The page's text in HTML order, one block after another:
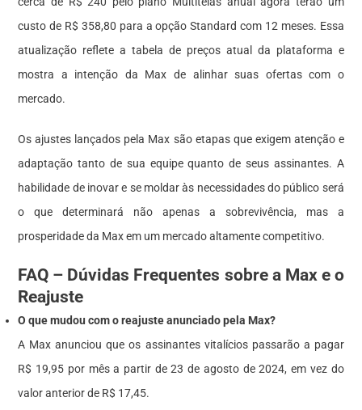
custo de R$ 358,80 para a opção Standard com 12 meses. Essa
atualização reflete a tabela de preços atual da plataforma e
mostra a intenção da Max de alinhar suas ofertas com o
mercado.
Os ajustes lançados pela Max são etapas que exigem atenção e
adaptação tanto de sua equipe quanto de seus assinantes. A
habilidade de inovar e se moldar às necessidades do público será
o que determinará não apenas a sobrevivência, mas a
prosperidade da Max em um mercado altamente competitivo.
FAQ – Dúvidas Frequentes sobre a Max e o
Reajuste
O que mudou com o reajuste anunciado pela Max?
A Max anunciou que os assinantes vitalícios passarão a pagar
R$ 19,95 por mês a partir de 23 de agosto de 2024, em vez do
valor anterior de R$ 17,45.